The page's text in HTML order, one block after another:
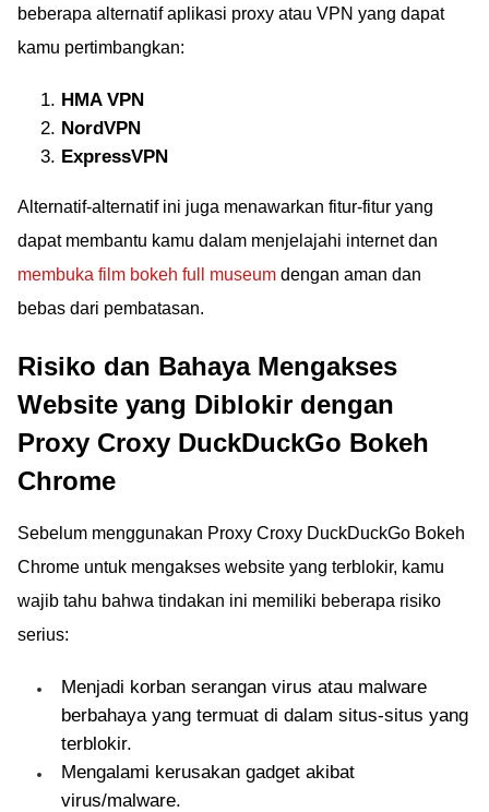
beberapa alternatif aplikasi proxy atau VPN yang dapat
kamu pertimbangkan:
HMA VPN
NordVPN
ExpressVPN
Alternatif-alternatif ini juga menawarkan fitur-fitur yang
dapat membantu kamu dalam menjelajahi internet dan
membuka film bokeh full museum dengan aman dan
bebas dari pembatasan.
Risiko dan Bahaya Mengakses
Website yang Diblokir dengan
Proxy Croxy DuckDuckGo Bokeh
Chrome
Sebelum menggunakan Proxy Croxy DuckDuckGo Bokeh
Chrome untuk mengakses website yang terblokir, kamu
wajib tahu bahwa tindakan ini memiliki beberapa risiko
serius:
Menjadi korban serangan virus atau malware
berbahaya yang termuat di dalam situs-situs yang
terblokir.
Mengalami kerusakan gadget akibat
virus/malware.